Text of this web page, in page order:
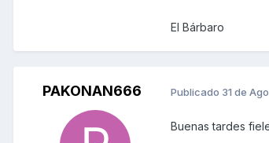
El Bárbaro
PAKONAN666 Publicado 31 de
Buenas tardes